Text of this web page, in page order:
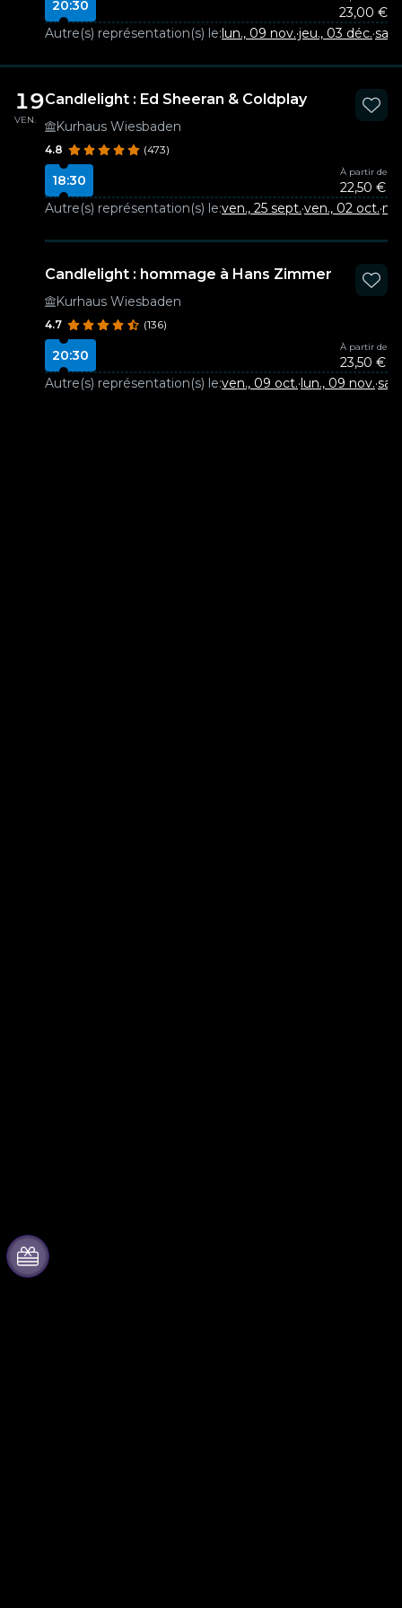
20:30
23,00 €
Autre(s) représentation(s) le:lun., 09 nov.·jeu., 03 déc.·
19
VEN.
Candlelight : Ed Sheeran & Coldplay
Kurhaus Wiesbaden
4.8 (473)
18:30
À partir de
22,50 €
Autre(s) représentation(s) le:ven., 25 sept.·ven., 02 oct.·
Candlelight : hommage à Hans Zimmer
Kurhaus Wiesbaden
4.7 (136)
20:30
À partir de
23,50 €
Autre(s) représentation(s) le:ven., 09 oct.·lun., 09 nov.·